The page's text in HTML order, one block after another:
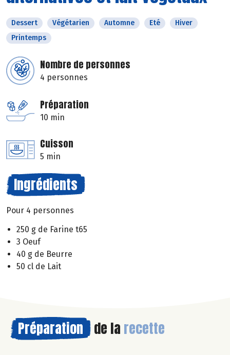
Dessert Végétarien Automne Eté
Hiver
Printemps
Nombre de personnes
4 personnes
Préparation
10 min
Cuisson
5 min
Ingrédients
Pour 4 personnes
250 g de Farine t65
3 Oeuf
40 g de Beurre
50 cl de Lait
Préparation de la recette